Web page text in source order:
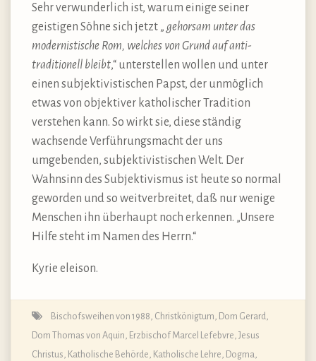
Sehr verwunderlich ist, warum einige seiner
geistigen Söhne sich jetzt „ gehorsam unter das
modernistische Rom, welches von Grund auf anti-
traditionell bleibt,“ unterstellen wollen und unter
einen subjektivistischen Papst, der unmöglich
etwas von objektiver katholischer Tradition
verstehen kann. So wirkt sie, diese ständig
wachsende Verführungsmacht der uns
umgebenden, subjektivistischen Welt. Der
Wahnsinn des Subjektivismus ist heute so normal
geworden und so weitverbreitet, daß nur wenige
Menschen ihn überhaupt noch erkennen. „Unsere
Hilfe steht im Namen des Herrn.“
Kyrie eleison.
Bischofsweihen von 1988, Christkönigtum, Dom Gerard,
Dom Thomas von Aquin, Erzbischof Marcel Lefebvre, Jesus
Christus, Katholische Behörde, Katholische Lehre, Dogma,